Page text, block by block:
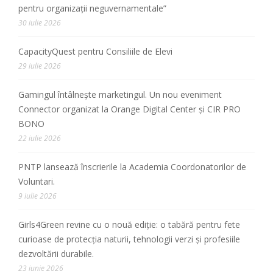
pentru organizații neguvernamentale”
30 iulie 2026
CapacityQuest pentru Consiliile de Elevi
29 iulie 2026
Gamingul întâlnește marketingul. Un nou eveniment
Connector organizat la Orange Digital Center și CIR PRO
BONO
22 iulie 2026
PNTP lansează înscrierile la Academia Coordonatorilor de
Voluntari.
9 iulie 2026
Girls4Green revine cu o nouă ediție: o tabără pentru fete
curioase de protecția naturii, tehnologii verzi și profesiile
dezvoltării durabile.
23 iunie 2026